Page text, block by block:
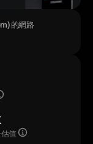
的網路
值